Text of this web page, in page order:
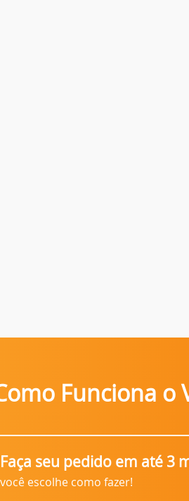
Funciona o
Faça seu pedido em até 3
você escolhe como fazer!